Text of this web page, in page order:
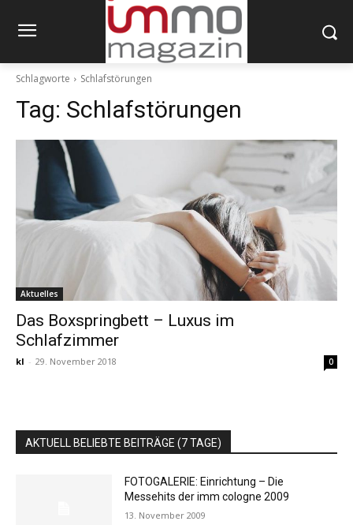
Schlagworte Schlafstörungen
Tag: Schlafstörungen
Aktuelles
Das Boxspringbett – Luxus im
Schlafzimmer
kl - 29. November 2018 0
AKTUELL BELIEBTE BEITRÄGE (7 TAGE)
FOTOGALERIE: Einrichtung – Die
Messehits der imm cologne 2009
13. November 2009